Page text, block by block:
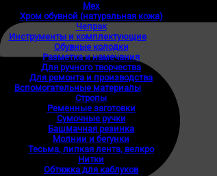
Мех
Хром обувной (натуральная кожа)
Чепрак
Инструменты и комплектующие
Обувные колодки
Разметка и намечания
Для ручного творчества
Для ремонта и производства
Вспомогательные материалы
Стропы
Ременные заготовки
Сумочные ручки
Башмачная резинка
Молнии и бегунки
Тесьма, липкая лента, велкро
Нитки
Обтяжка для каблуков